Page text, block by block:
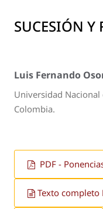
SUCESIÓN Y
Luis Fernando
Universidad
Colombia.
PDF -
Texto completo